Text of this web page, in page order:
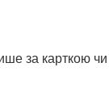
за карткою